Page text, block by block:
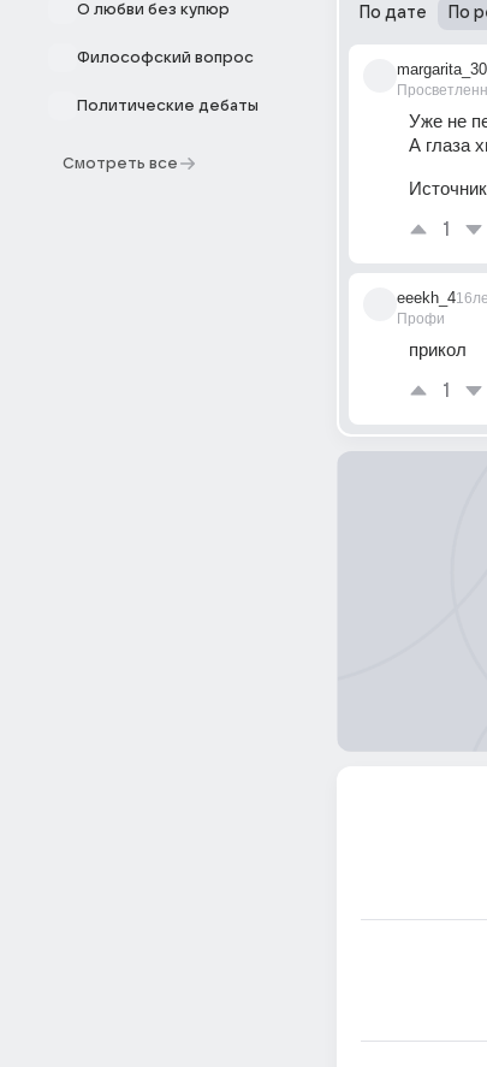
О любви без купюр
Философский вопрос
Политические дебаты
Смотреть все
По дате По
Уже не
А глаза
1
eeekh_4
Профи
прикол
1